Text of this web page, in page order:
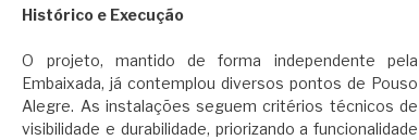
​Histórico e Execução
​O projeto, mantido de forma independente pela
Embaixada, já contemplou diversos pontos de Pouso
Alegre. As instalações seguem critérios técnicos de
visibilidade e durabilidade, priorizando a funcionalidade